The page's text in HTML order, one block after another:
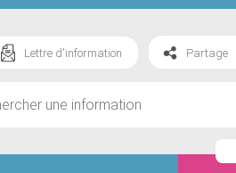
Lettre d'information Partage